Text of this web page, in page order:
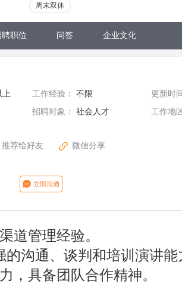
周末双休
聘职位 问答 企业文化
上 工作经验： 不限
更新时
招聘对象： 社会人才 工作地
推荐给好友 微信分享
道管理经验。
的沟通、谈判和培训演讲
，具备团队合作精神。